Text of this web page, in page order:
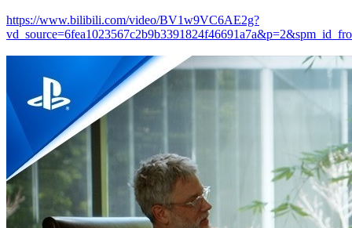
https://www.bilibili.com/video/BV1w9VC6AE2g?